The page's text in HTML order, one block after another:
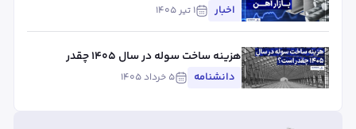
اخبار ۱ تیر ۱۴۰۵
هزینه ساخت سوله در سال ۱۴۰۵ چقدر
است؟
دانشنامه ۵ خرداد ۱۴۰۵